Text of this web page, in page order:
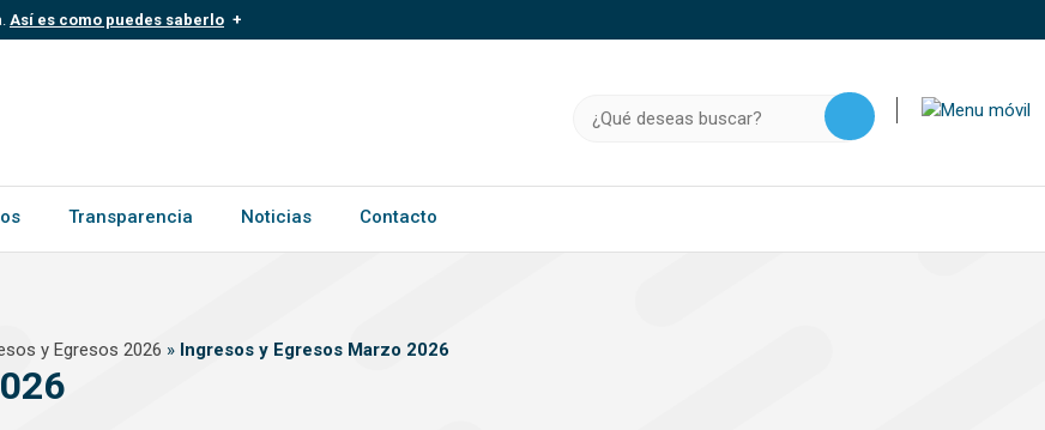
Así es como puedes saberlo
organización oficial del
.gob.do o .gov.do. Comparte información confidencial solo en este tipo de sitios.
Transparencia Noticias Contacto
y Egresos 2026 » Ingresos y Egresos Marzo 2026